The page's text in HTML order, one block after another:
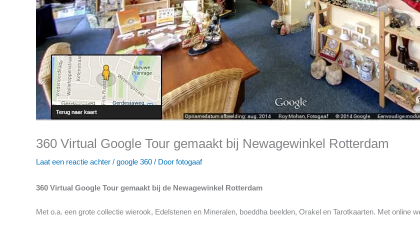
360 Virtual Google Tour gemaakt bij Newagewinkel Rotterdam
Laat een reactie achter / google 360 / Door fotogaaf
360 Virtual Google Tour gemaakt bij de Newagewinkel Rotterdam
Met o.a. een grote collectie wierook, Edelstenen en Mineralen, boeddha beelden, Orakel en Tarotkaarten. Met online